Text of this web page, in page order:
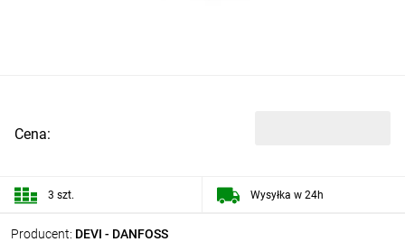
Producent: DEVI - DANFOSS
Cena:
3 szt. Wysyłka w 24h